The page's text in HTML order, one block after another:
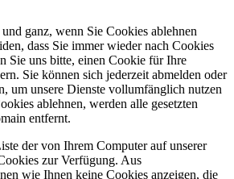
ganz, wenn Sie Cookies ablehnen
dass Sie immer wieder nach Cookies
Sie uns bitte, einen Cookie für Ihre
Sie können sich jederzeit abmelden oder
um unsere Dienste vollumfänglich nutzen
ablehnen, werden alle gesetzten
entfernt.
der von Ihrem Computer auf unserer
zur Verfügung. Aus
wie Ihnen keine Cookies anzeigen, die